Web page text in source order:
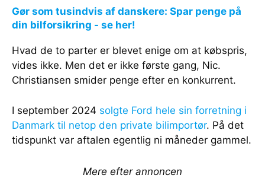
Gør som tusindvis af danskere: Spar penge på
din bilforsikring - se her!
Hvad de to parter er blevet enige om at købspris,
vides ikke. Men det er ikke første gang, Nic.
Christiansen smider penge efter en konkurrent.
I september 2024 solgte Ford hele sin forretning i
Danmark til netop den private bilimportør. På det
tidspunkt var aftalen egentlig ni måneder gammel.
Mere efter annoncen